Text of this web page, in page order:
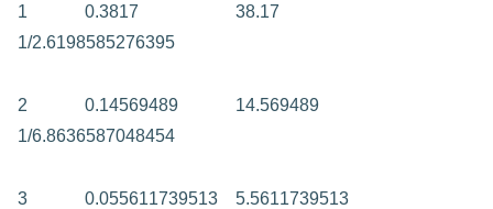
1 0.3817
38.17
1/2.6198585276395
2 0.14569489
14.569489
1/6.8636587048454
3
0.055611739513 5.5611739513